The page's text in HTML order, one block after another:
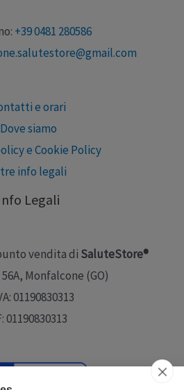
+39 0481 280586
e orari
Dove siamo
e Cookie Policy
info legali
Legali
vendita di SaluteStore®
Monfalcone (GO)
01190830313
01190830313